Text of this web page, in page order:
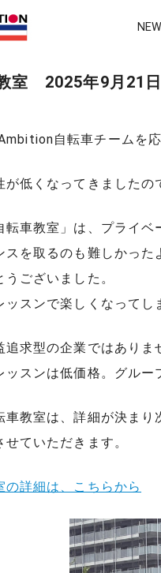
室 2025年9月
自転車チームを
低くなってきましたの
転車教室」は、プライベ
スを取るのも難しかった
ございました。
ッスンで楽しくなって
求型の企業ではありま
ッスンは低価格。グルー
教室は、詳細が決まり
ていただきます。
の詳細は、こちらから